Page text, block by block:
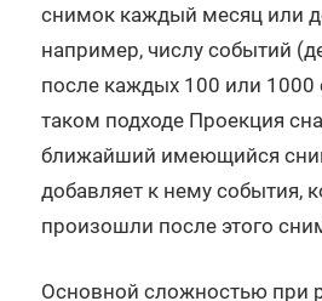
снимок каждый месяц или
например, числу событий
после каждых 100 или 1000
таком подходе Проекция
ближайший имеющийся
добавляет к нему события,
произошли после этого
Основной сложностью при